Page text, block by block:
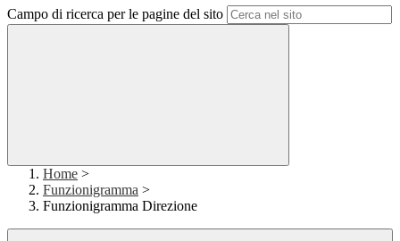
Campo di ricerca per le pagine del sito
Home >
Funzionigramma >
Funzionigramma Direzione